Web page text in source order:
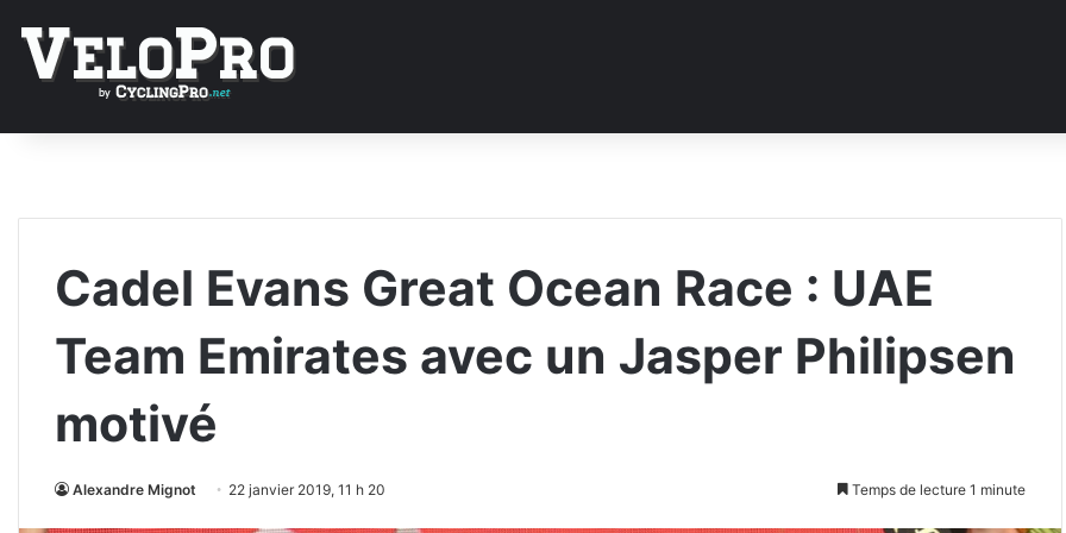
Cadel Evans Great Ocean Race : UAE
Team Emirates avec un Jasper Philipsen
motivé
Alexandre Mignot 22 janvier 2019, 11 h 20 Temps de lecture 1 minute